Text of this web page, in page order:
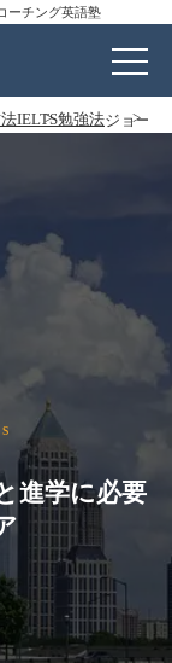
ーチング英語塾
IELTS勉強法ジョージ
進学に必要